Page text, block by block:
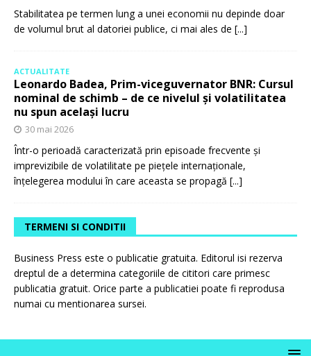
Stabilitatea pe termen lung a unei economii nu depinde doar
de volumul brut al datoriei publice, ci mai ales de [...]
ACTUALITATE
Leonardo Badea, Prim-viceguvernator BNR: Cursul
nominal de schimb – de ce nivelul și volatilitatea
nu spun același lucru
30 mai 2026
Într-o perioadă caracterizată prin episoade frecvente și
imprevizibile de volatilitate pe piețele internaționale,
înțelegerea modului în care aceasta se propagă [...]
TERMENI SI CONDITII
Business Press este o publicatie gratuita. Editorul isi rezerva
dreptul de a determina categoriile de cititori care primesc
publicatia gratuit. Orice parte a publicatiei poate fi reprodusa
numai cu mentionarea sursei.